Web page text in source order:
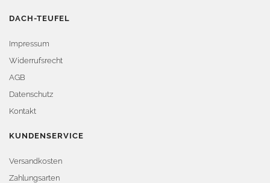
DACH-TEUFEL
Impressum
Widerrufsrecht
AGB
Datenschutz
Kontakt
KUNDENSERVICE
Versandkosten
Zahlungsarten